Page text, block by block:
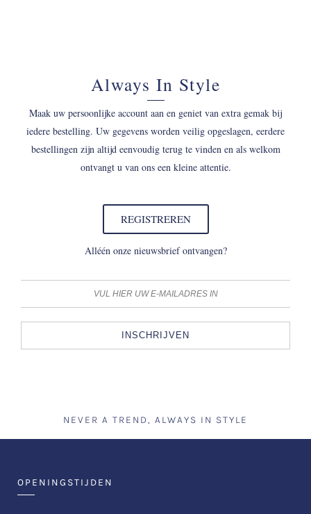
Always In Style
Maak uw persoonlijke account aan en geniet van extra gemak bij
iedere bestelling. Uw gegevens worden veilig opgeslagen, eerdere
bestellingen zijn altijd eenvoudig terug te vinden en als welkom
ontvangt u van ons een kleine attentie.
REGISTREREN
Alléén onze nieuwsbrief ontvangen?
INSCHRIJVEN
NEVER A TREND, ALWAYS IN STYLE
OPENINGSTIJDEN